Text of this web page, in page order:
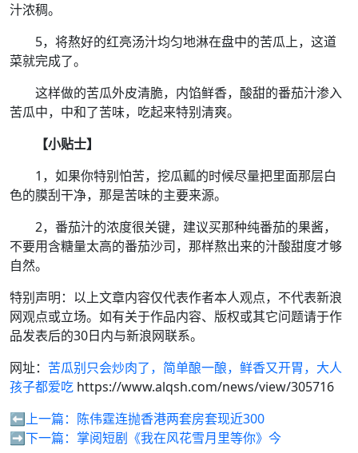
汁浓稠。
5，将熬好的红亮汤汁均匀地淋在盘中的苦瓜上，这道
菜就完成了。
这样做的苦瓜外皮清脆，内馅鲜香，酸甜的番茄汁渗入
苦瓜中，中和了苦味，吃起来特别清爽。
【小贴士】
1，如果你特别怕苦，挖瓜瓤的时候尽量把里面那层白
色的膜刮干净，那是苦味的主要来源。
2，番茄汁的浓度很关键，建议买那种纯番茄的果酱，
不要用含糖量太高的番茄沙司，那样熬出来的汁酸甜度才够
自然。
特别声明：以上文章内容仅代表作者本人观点，不代表新浪
网观点或立场。如有关于作品内容、版权或其它问题请于作
品发表后的30日内与新浪网联系。
网址： 苦瓜别只会炒肉了，简单酿一酿，鲜香又开胃，大人
孩子都爱吃 https://www.alqsh.com/news/view/305716
⬅️上一篇： 陈伟霆连抛香港两套房套现近300
➡️下一篇： 掌阅短剧《我在风花雪月里等你》今